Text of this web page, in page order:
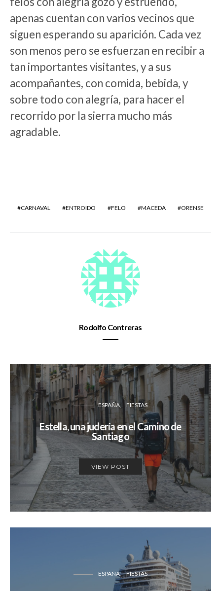
apenas cuentan con varios vecinos que
siguen esperando su aparición. Cada vez
son menos pero se esfuerzan en recibir a
tan importantes visitantes, y a sus
acompañantes, con comida, bebida, y
sobre todo con alegría, para hacer el
recorrido por la sierra mucho más
agradable.
CARNAVAL ENTROIDO FELO MACEDA ORENSE
Rodolfo Contreras
ESPAÑA FIESTAS
Estella, una judería en el Camino de
Santiago
VIEW POST
ESPAÑA FIESTAS